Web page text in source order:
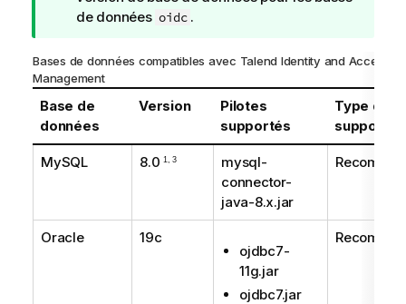
t
I
n
o
r
m
i
o
de données oidc .
Bases de données compatibles avec Talend Identity and Access
Management
Base de
données
Version
Pilotes
supportés
Type de
support
MySQL 8.0 1, 3
mysql-
connector-
java-8.x.jar
Oracle 19c
ojdbc7-
11g.jar
ojdbc7.jar